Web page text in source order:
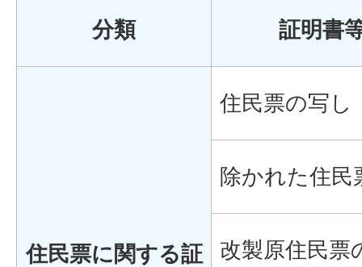
分類 証明書
住民票に関する証
住民票の写し
除かれた住民
改製原住民票